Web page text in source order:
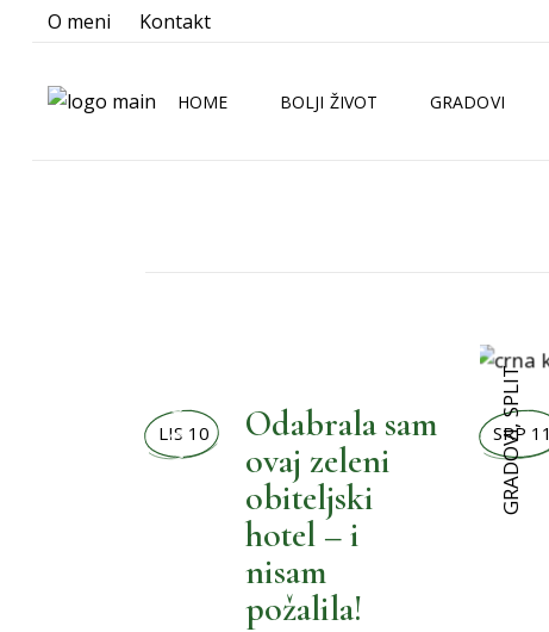
O meni Kontakt
HOME BOLJI ŽIVOT
BOLJI MALENI
BOLJI ORMAR
BOLJI PRAZNICI
BOLJA POTROŠNJA
MOŽEMO BOLJE
GRADOVI
MOŽEMO BOLJE
LIS 10
Odabrala sam
ovaj zeleni
obiteljski
hotel – i
nisam
požalila!
GRADOVI
,
SPLIT
SRP 11